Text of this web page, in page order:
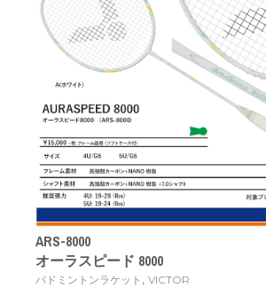
ARS-8000
オーラスピード 8000
バドミントンラケット , VICTOR